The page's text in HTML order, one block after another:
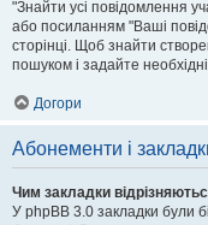
"Знайти усі повідомлення
або посиланням "Ваші
сторінці. Щоб знайти
пошуком і задайте
Догори
Абонементи і
Чим закладки
У phpBB 3.0 закладки були